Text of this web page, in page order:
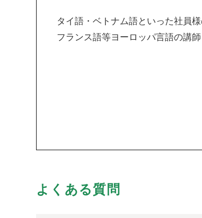
タイ語・ベトナム語といった社員
フランス語等ヨーロッパ言語の講
よくある質問